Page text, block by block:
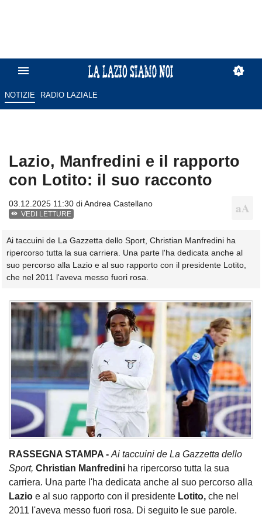
NOTIZIE RADIO LAZIALE
Lazio, Manfredini e il rapporto
con Lotito: il suo racconto
03.12.2025 11:30 diAndrea Castellano
VEDI LETTURE
Ai taccuini de La Gazzetta dello Sport, Christian Manfredini ha
ripercorso tutta la sua carriera. Una parte l'ha dedicata anche al
suo percorso alla Lazio e al suo rapporto con il presidente Lotito,
che nel 2011 l'aveva messo fuori rosa.
RASSEGNA STAMPA - Ai taccuini de La Gazzetta dello
Sport, Christian Manfredini ha ripercorso tutta la sua
carriera. Una parte l'ha dedicata anche al suo percorso alla
Lazio e al suo rapporto con il presidente Lotito, che nel
2011 l'aveva messo fuori rosa. Di seguito le sue parole.